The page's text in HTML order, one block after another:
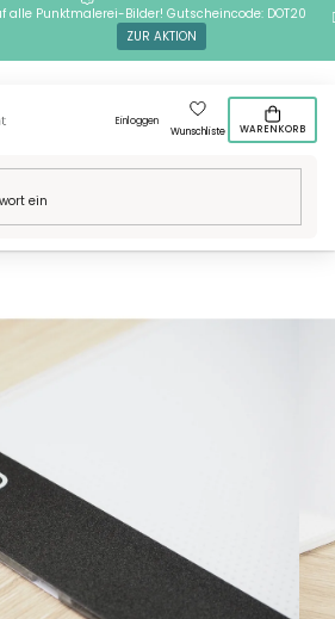
alle Punktmalerei-Bilder! Gutscheincode: DOT20
ZUR AKTION
Einloggen
Wunschliste
WARENKORB
Pad für Diamond Painting